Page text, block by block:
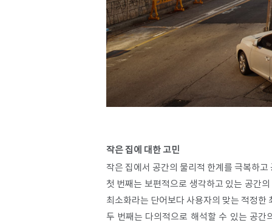
작은 집에 대한 고민
작은 집에서 공간의 물리적 한계를 극복하
첫 번째는 보편적으로 생각하고 있는 공간
최소화라는 단어보다 사용자의 맞는 적정한
두 번째는 다의적으로 해석할 수 있는 공간